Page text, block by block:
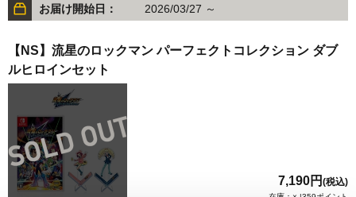
お届け開始日： 2026/03/27 ～
【NS】流星のロックマン パーフェクトコレクション ダブ
ルヒロインセット
7,190円 (税込)